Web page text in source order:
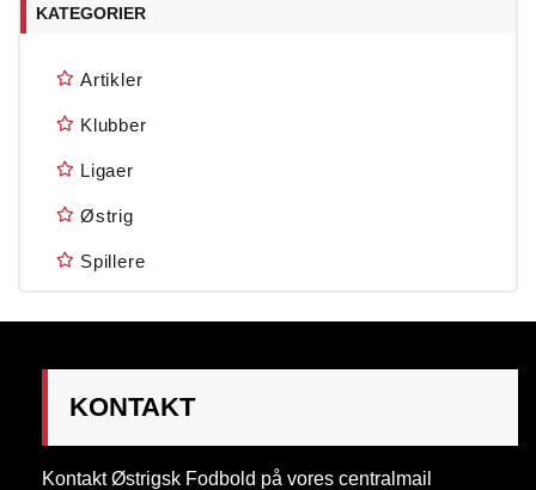
KATEGORIER
Artikler
Klubber
Ligaer
Østrig
Spillere
KONTAKT
Kontakt Østrigsk Fodbold på vores centralmail